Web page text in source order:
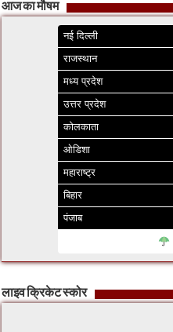
आज का मौषम
नई दिल्ली
राजस्थान
मध्य प्रदेश
उत्तर प्रदेश
कोलकाता
ओडिशा
महाराष्ट्र
बिहार
पंजाब
लाइव क्रिकेट स्कोर